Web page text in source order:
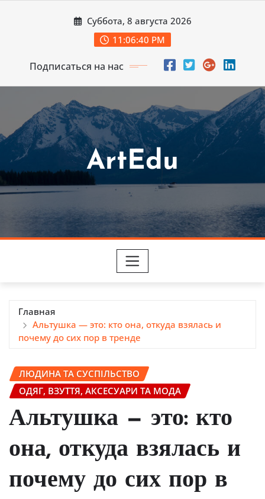
Суббота, 8 августа 2026
11:06:41 PM
Подписаться на нас
ArtEdu
Главная
Альтушка — это: кто она, откуда взялась и
почему до сих пор в тренде
ЛЮДИНА ТА СУСПІЛЬСТВО
ОДЯГ, ВЗУТТЯ, АКСЕСУАРИ ТА МОДА
Альтушка — это: кто
она, откуда взялась и
почему до сих пор в